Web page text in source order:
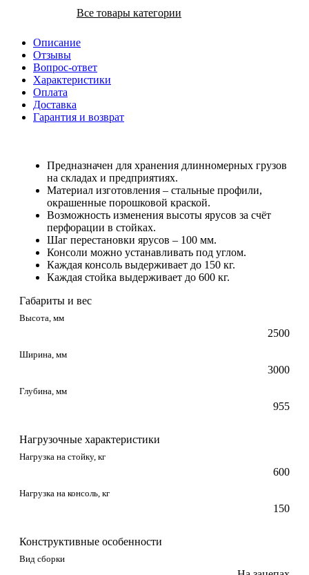
Все товары категории
Описание
Отзывы
Вопрос-ответ
Характеристики
Оплата
Доставка
Гарантия и возврат
Предназначен для хранения длинномерных грузов
на складах и предприятиях.
Материал изготовления – стальные профили,
окрашенные порошковой краской.
Возможность изменения высоты ярусов за счёт
перфорации в стойках.
Шаг перестановки ярусов – 100 мм.
Консоли можно устанавливать под углом.
Каждая консоль выдерживает до 150 кг.
Каждая стойка выдерживает до 600 кг.
Габариты и вес
Высота, мм
2500
Ширина, мм
3000
Глубина, мм
955
Нагрузочные характеристики
Нагрузка на стойку, кг
600
Нагрузка на консоль, кг
150
Конструктивные особенности
Вид сборки